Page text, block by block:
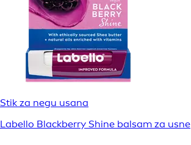
Stik za negu usana
Labello Blackberry Shine balsam za usne